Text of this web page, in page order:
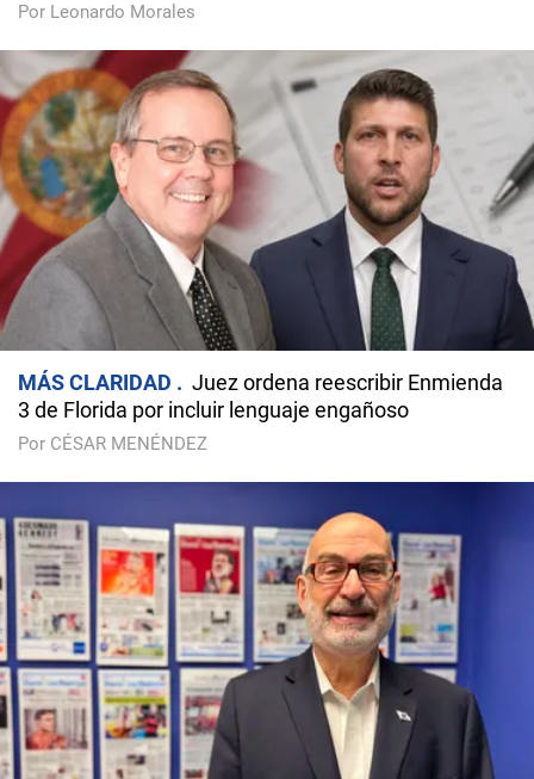
Por Leonardo Morales
MÁS CLARIDAD
Juez ordena reescribir Enmienda
3 de Florida por incluir lenguaje engañoso
Por CÉSAR MENÉNDEZ